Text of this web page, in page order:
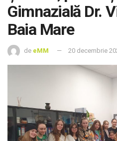
Gimnazială Dr.
Baia Mare
de eMM 20 decembrie